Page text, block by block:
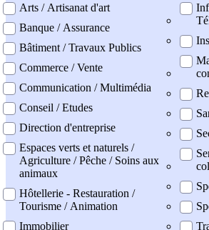
Arts / Artisanat d'art
Banque / Assurance
Bâtiment / Travaux Publics
Commerce / Vente
Communication / Multimédia
Conseil / Etudes
Direction d'entreprise
Espaces verts et naturels /
Agriculture / Pêche / Soins aux
animaux
Hôtellerie - Restauration /
Tourisme / Animation
Immobilier